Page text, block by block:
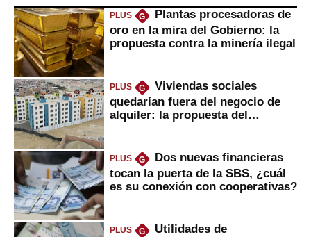
PLUS G
Plantas procesadoras de
oro en la mira del Gobierno: la
propuesta contra la minería ilegal
PLUS G
Viviendas sociales
quedarían fuera del negocio de
alquiler: la propuesta del
PLUS G
Dos nuevas financieras
tocan la puerta de la SBS, ¿cuál
es su conexión con cooperativas?
PLUS G
Utilidades de